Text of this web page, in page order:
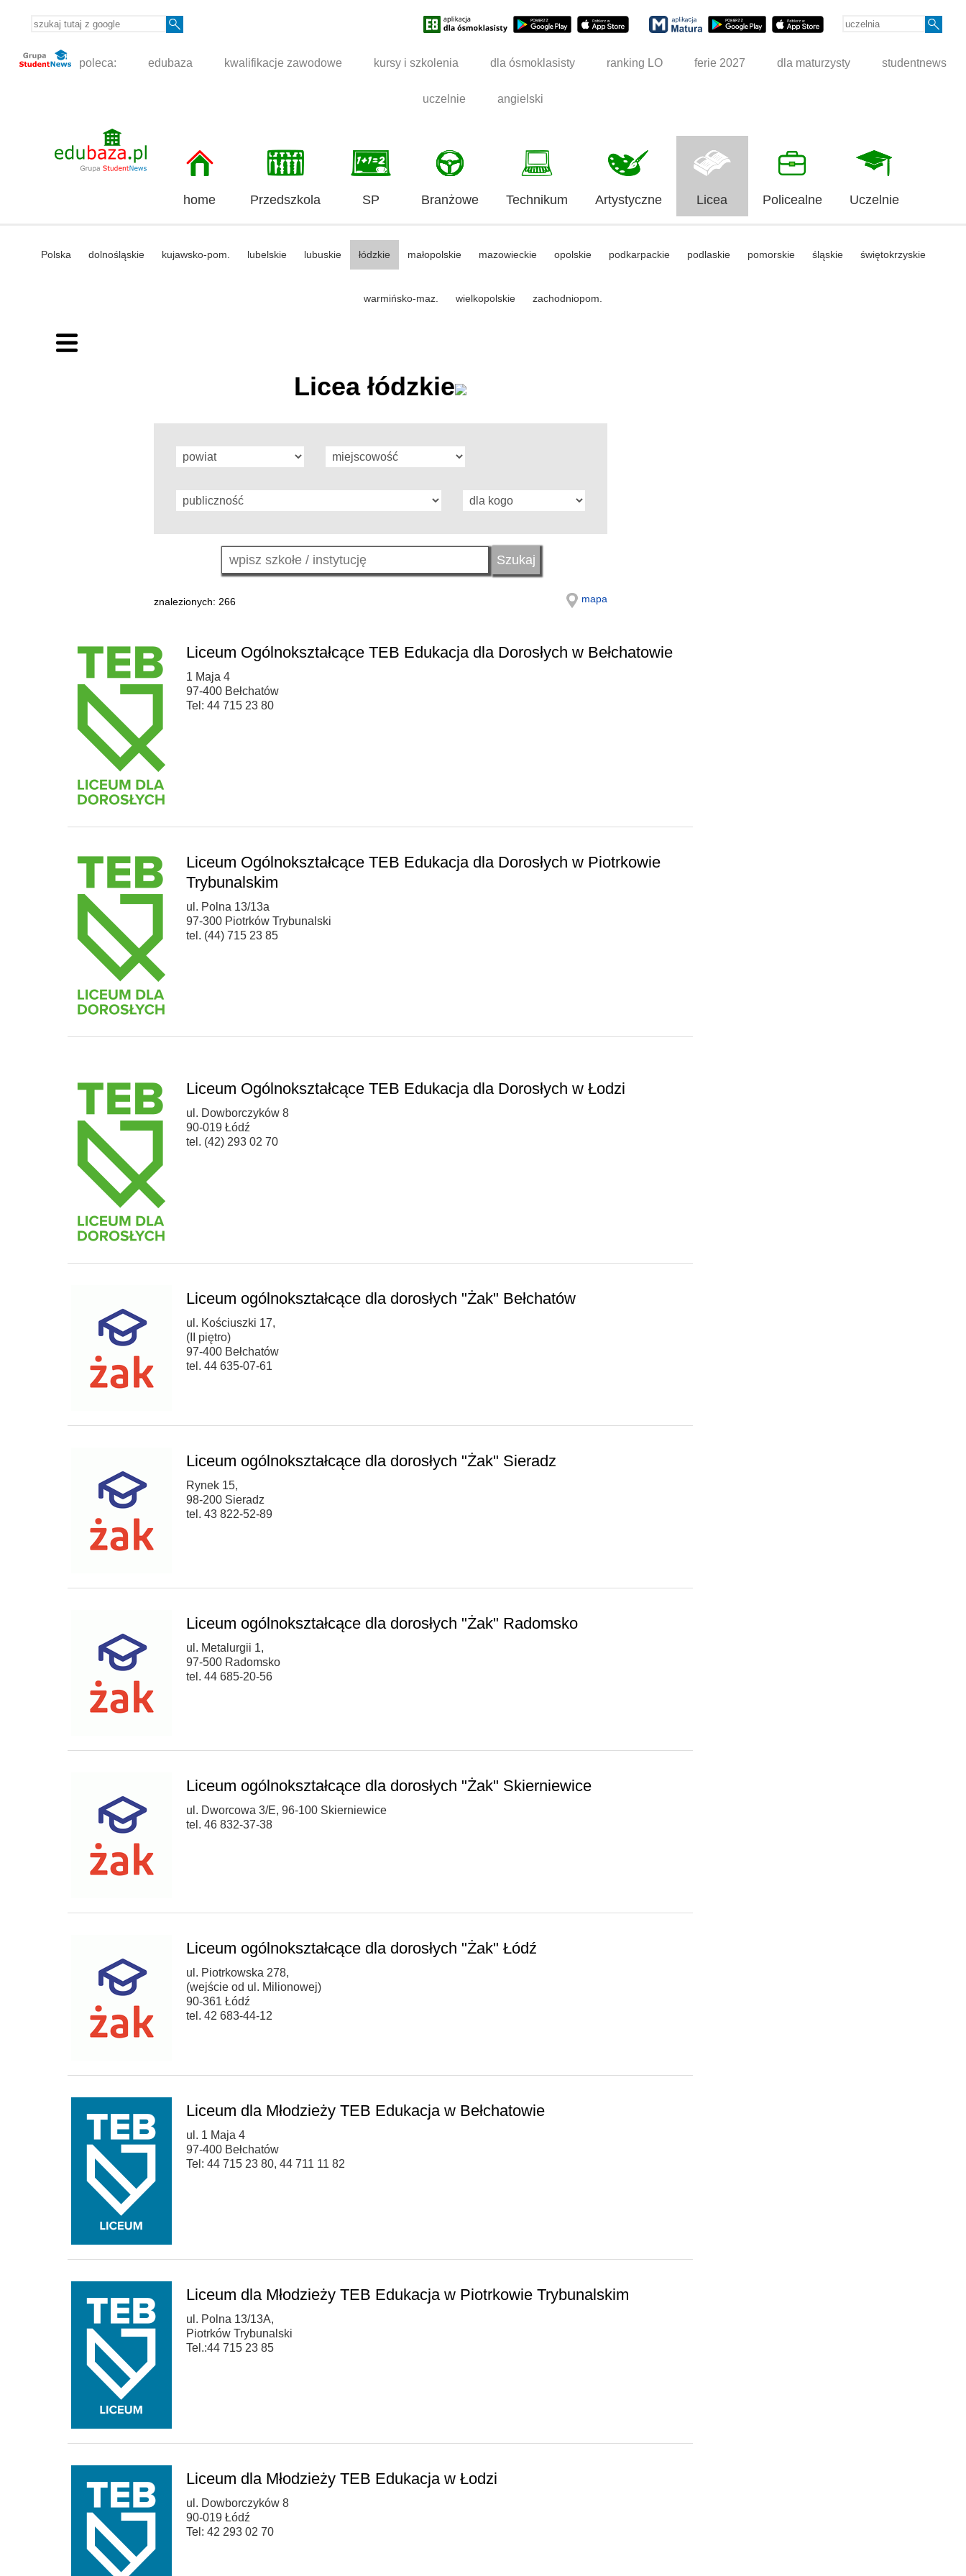
poleca: edubaza kwalifikacje zawodowe kursy i szkolenia dla ósmoklasisty ranking LO ferie 2027 dla maturzysty studentnews
uczelnie angielski
home Przedszkola SP Branżowe Technikum Artystyczne Licea Policealne Uczelnie
Polska dolnośląskie kujawsko-pom. lubelskie lubuskie łódzkie małopolskie mazowieckie opolskie podkarpackie podlaskie pomorskie śląskie świętokrzyskie
warmińsko-maz. wielkopolskie zachodniopom.
Licea łódzkie
znalezionych: 266 mapa
Liceum Ogólnokształcące TEB Edukacja dla Dorosłych w Bełchatowie
1 Maja 4
97-400 Bełchatów
Tel: 44 715 23 80
Liceum Ogólnokształcące TEB Edukacja dla Dorosłych w Piotrkowie
Trybunalskim
ul. Polna 13/13a
97-300 Piotrków Trybunalski
tel. (44) 715 23 85
Liceum Ogólnokształcące TEB Edukacja dla Dorosłych w Łodzi
ul. Dowborczyków 8
90-019 Łódź
tel. (42) 293 02 70
Liceum ogólnokształcące dla dorosłych "Żak" Bełchatów
ul. Kościuszki 17,
(II piętro)
97-400 Bełchatów
tel. 44 635-07-61
Liceum ogólnokształcące dla dorosłych "Żak" Sieradz
Rynek 15,
98-200 Sieradz
tel. 43 822-52-89
Liceum ogólnokształcące dla dorosłych "Żak" Radomsko
ul. Metalurgii 1,
97-500 Radomsko
tel. 44 685-20-56
Liceum ogólnokształcące dla dorosłych "Żak" Skierniewice
ul. Dworcowa 3/E, 96-100 Skierniewice
tel. 46 832-37-38
Liceum ogólnokształcące dla dorosłych "Żak" Łódź
ul. Piotrkowska 278,
(wejście od ul. Milionowej)
90-361 Łódź
tel. 42 683-44-12
Liceum dla Młodzieży TEB Edukacja w Bełchatowie
ul. 1 Maja 4
97-400 Bełchatów
Tel: 44 715 23 80, 44 711 11 82
Liceum dla Młodzieży TEB Edukacja w Piotrkowie Trybunalskim
ul. Polna 13/13A,
Piotrków Trybunalski
Tel.:44 715 23 85
Liceum dla Młodzieży TEB Edukacja w Łodzi
ul. Dowborczyków 8
90-019 Łódź
Tel: 42 293 02 70